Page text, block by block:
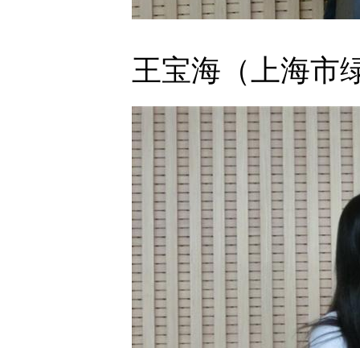
王宝海（上海市